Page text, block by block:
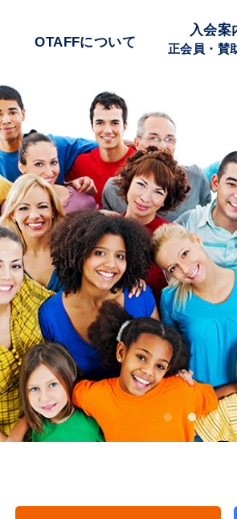
OTAFFについて
入会案
正会員・賛